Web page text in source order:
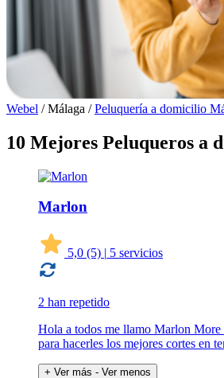
Webel / Málaga / Peluquería a domicilio
10 Mejores Peluqueros a
Marlon
5,0 (5) | 5 servicios
2 han repetido
Hola a todos me llamo Marlon More
para hacerles los mejores cortes en
+ Ver más - Ver menos